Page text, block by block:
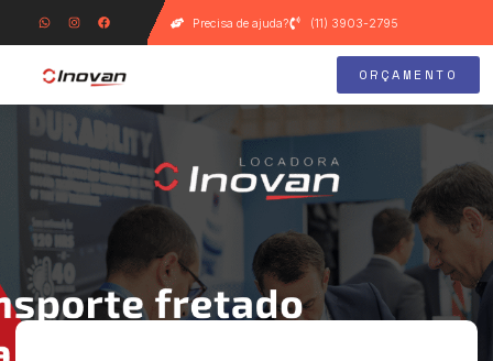
Precisa de ajuda? (11) 3903-2795
ORÇAMENTO